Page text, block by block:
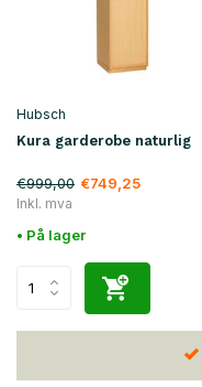
Hubsch
Kura garderobe naturlig
€999,00 €749,25
Inkl. mva
• På lager